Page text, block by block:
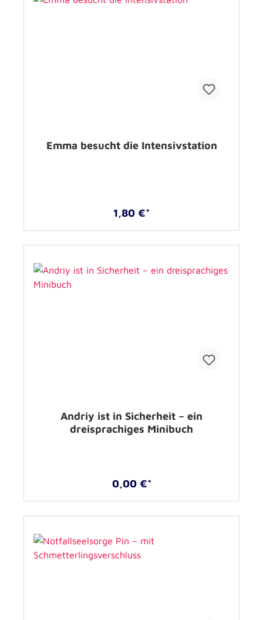
Emma besucht die Intensivstation
1,80 €*
Andriy ist in Sicherheit – ein
dreisprachiges Minibuch
0,00 €*